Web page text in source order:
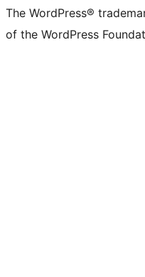
The WordPress®
of the WordPress